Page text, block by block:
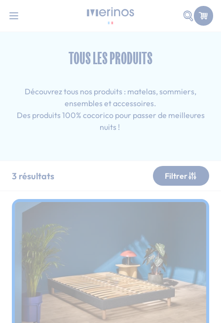
Faire
Accueil
Tous les produits : 120x190 cm
TOUS LES PRODUITS
Découvrez tous nos produits : matelas, sommiers,
ensembles et accessoires.
Des produits 100% cocorico pour passer de meilleures
nuits !
3 résultats Filtrer